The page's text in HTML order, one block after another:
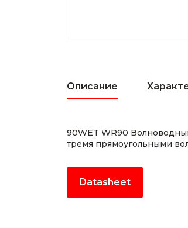
Описание
90WET WR90
тремя прямоугольными
Datasheet